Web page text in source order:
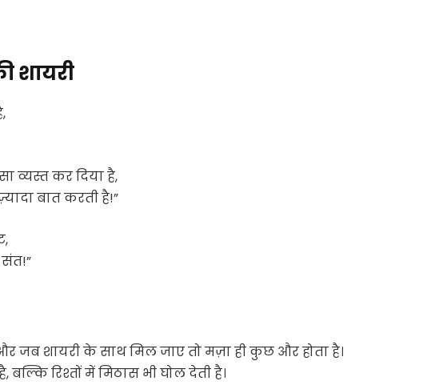
शायरी
व्यस्त कर दिया है,
बात करती है!”
संत!”
जब शायरी के साथ मिल जाए तो मज़ा ही कुछ और होता है।
बल्कि रिश्तों में मिठास भी घोल देती है।